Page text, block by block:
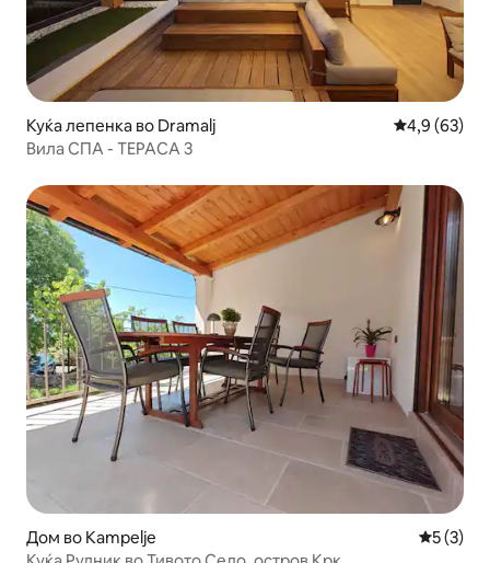
Куќа лепенка во Dramalj Просечна
4,9 (63)
Вила СПА - ТЕРАСА 3
Дом во Kampelje
5 (3)